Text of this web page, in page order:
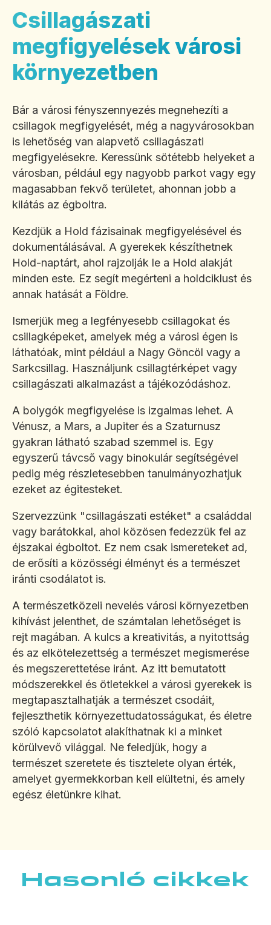
Csillagászati
megfigyelések városi
környezetben
Bár a városi fényszennyezés megnehezíti a
csillagok megfigyelését, még a nagyvárosokban
is lehetőség van alapvető csillagászati
megfigyelésekre. Keressünk sötétebb helyeket a
városban, például egy nagyobb parkot vagy egy
magasabban fekvő területet, ahonnan jobb a
kilátás az égboltra.
Kezdjük a Hold fázisainak megfigyelésével és
dokumentálásával. A gyerekek készíthetnek
Hold-naptárt, ahol rajzolják le a Hold alakját
minden este. Ez segít megérteni a holdciklust és
annak hatását a Földre.
Ismerjük meg a legfényesebb csillagokat és
csillagképeket, amelyek még a városi égen is
láthatóak, mint például a Nagy Göncöl vagy a
Sarkcsillag. Használjunk csillagtérképet vagy
csillagászati alkalmazást a tájékozódáshoz.
A bolygók megfigyelése is izgalmas lehet. A
Vénusz, a Mars, a Jupiter és a Szaturnusz
gyakran látható szabad szemmel is. Egy
egyszerű távcső vagy binokulár segítségével
pedig még részletesebben tanulmányozhatjuk
ezeket az égitesteket.
Szervezzünk "csillagászati estéket" a családdal
vagy barátokkal, ahol közösen fedezzük fel az
éjszakai égboltot. Ez nem csak ismereteket ad,
de erősíti a közösségi élményt és a természet
iránti csodálatot is.
A természetközeli nevelés városi környezetben
kihívást jelenthet, de számtalan lehetőséget is
rejt magában. A kulcs a kreativitás, a nyitottság
és az elkötelezettség a természet megismerése
és megszerettetése iránt. Az itt bemutatott
módszerekkel és ötletekkel a városi gyerekek is
megtapasztalhatják a természet csodáit,
fejleszthetik környezettudatosságukat, és életre
szóló kapcsolatot alakíthatnak ki a minket
körülvevő világgal. Ne feledjük, hogy a
természet szeretete és tisztelete olyan érték,
amelyet gyermekkorban kell elültetni, és amely
egész életünkre kihat.
Hasonló cikkek